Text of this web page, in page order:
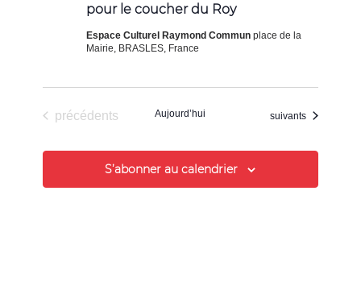
pour le coucher du Roy
Espace Culturel Raymond Communplace de la
Mairie, BRASLES, France
Évènements
précédents Aujourd’hui Évènements
suivants
S’abonner au calendrier